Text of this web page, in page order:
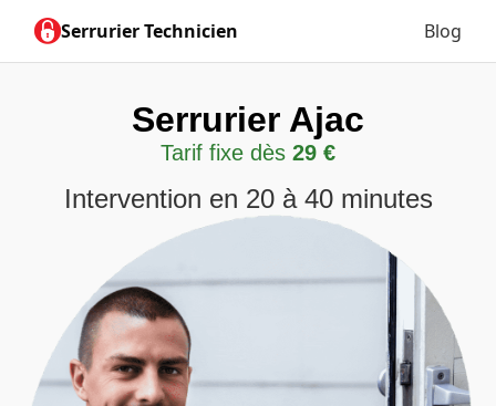
Serrurier Technicien Blog
Serrurier Ajac
Tarif fixe dès 29 €
Intervention en 20 à 40 minutes